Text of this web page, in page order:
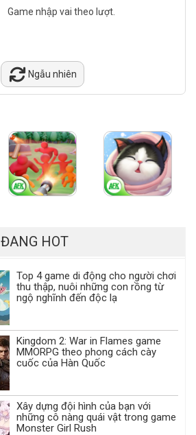
Game nhập vai theo lượt.
Ngẫu nhiên
ĐANG HOT
Top 4 game di động cho người chơi
thu thập, nuôi những con rồng từ
ngộ nghĩnh đến độc lạ
Kingdom 2: War in Flames game
MMORPG theo phong cách cày
cuốc của Hàn Quốc
Xây dựng đội hình của bạn với
những cô nàng quái vật trong game
Monster Girl Rush